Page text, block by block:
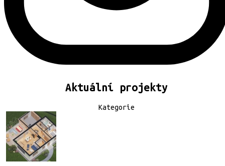
Aktuální projekty
Kategorie